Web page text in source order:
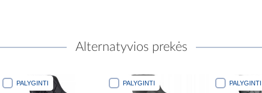
Alternatyvios prekės
PALYGINTI PALYGINTI PALYGINTI